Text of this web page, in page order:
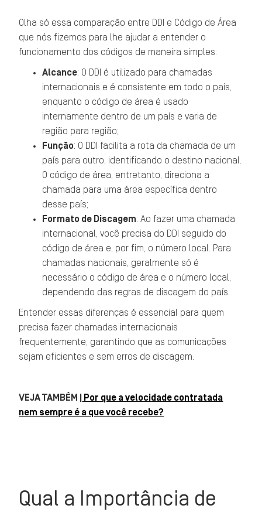
Olha só essa comparação entre DDI e Código de Área
que nós fizemos para lhe ajudar a entender o
funcionamento dos códigos de maneira simples:
Alcance: O DDI é utilizado para chamadas
internacionais e é consistente em todo o país,
enquanto o código de área é usado
internamente dentro de um país e varia de
região para região;
Função: O DDI facilita a rota da chamada de um
país para outro, identificando o destino nacional.
O código de área, entretanto, direciona a
chamada para uma área específica dentro
desse país;
Formato de Discagem: Ao fazer uma chamada
internacional, você precisa do DDI seguido do
código de área e, por fim, o número local. Para
chamadas nacionais, geralmente só é
necessário o código de área e o número local,
dependendo das regras de discagem do país.
Entender essas diferenças é essencial para quem
precisa fazer chamadas internacionais
frequentemente, garantindo que as comunicações
sejam eficientes e sem erros de discagem.
VEJA TAMBÉM |
Por que a velocidade contratada
nem sempre é a que você recebe?
Qual a Importância de